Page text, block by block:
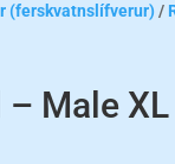
(ferskvatnslífverur) /
Male XL